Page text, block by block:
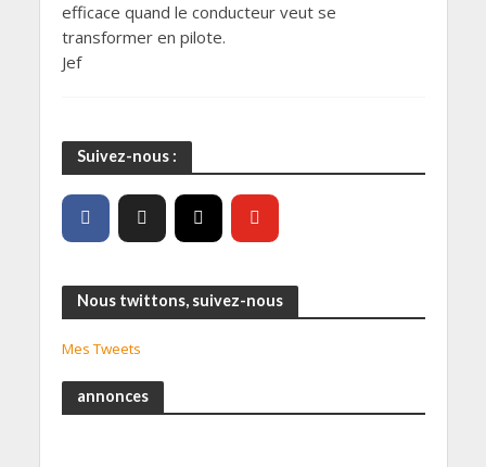
efficace quand le conducteur veut se
transformer en pilote.
Jef
Suivez-nous :
Nous twittons, suivez-nous
Mes Tweets
annonces